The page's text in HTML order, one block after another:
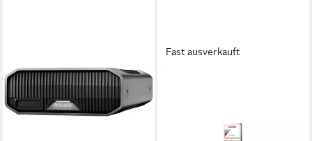
Fast ausverkauft
mtl. in 48 Raten